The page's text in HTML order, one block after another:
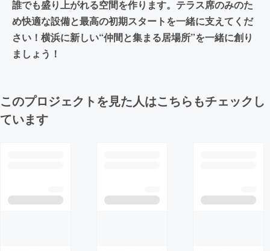
誰でも盛り上がれる空間を作ります。テラス席のみのた
め快適な設備と最高の初期スタートを一緒に支えてくだ
さい！横浜に新しい“仲間と集まる居場所”を一緒に創り
ましょう！
このプロジェクトを見た人はこちらもチェックし
ています